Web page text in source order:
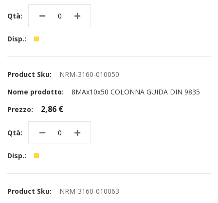
NRM-3160-010050
8MAx10x50 COLONNA GUIDA DIN 9835
2,86 €
NRM-3160-010063